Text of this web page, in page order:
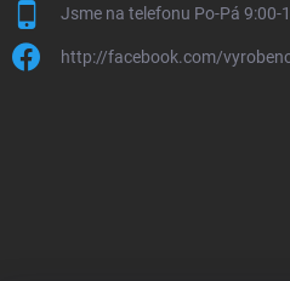
Jsme na telefonu Po-Pá 9:00-
http://facebook.com/